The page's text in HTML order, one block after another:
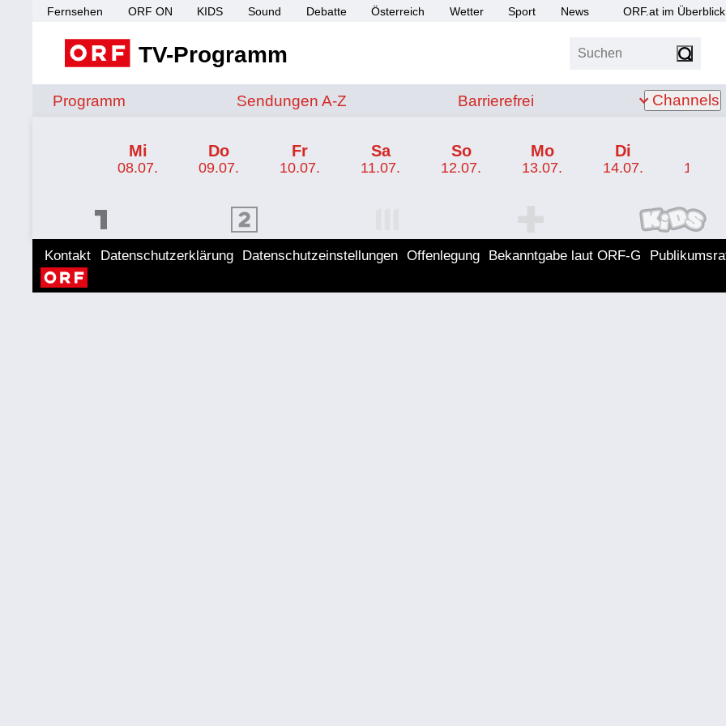
Fernsehen ORF ON KIDS Sound Debatte Österreich Wetter Sport News ORF.at im Überblick
TV-Programm Suchen
Programm Sendungen von A bis Z
Sendungen A-Z Barrierefrei
Barrierefrei Channels
Mi
08.07.
Do
09.07.
Fr
10.07.
Sa
11.07.
So
12.07.
Mo
13.07.
Di
14.07. 15.07.
ORF 2 Programm ORF KIDS Programm
Kontakt Datenschutzerklärung Datenschutzeinstellungen Offenlegung Bekanntgabe laut ORF-G